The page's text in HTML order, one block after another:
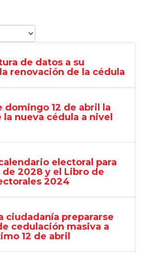
de datos a su
renovación de la cédula
domingo 12 de abril la
nueva cédula a nivel
electoral para
de 2028 y el Libro de
2024
ciudadanía prepararse
cedulación masiva a
12 de abril